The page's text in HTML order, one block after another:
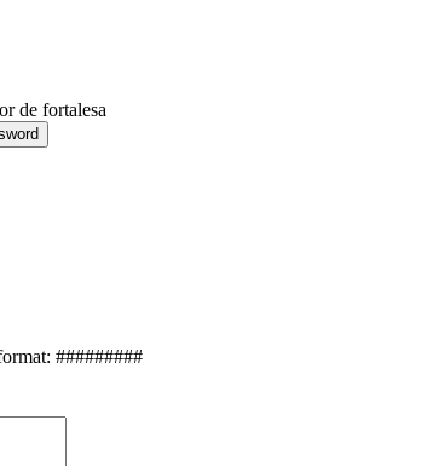
de fortalesa
#########